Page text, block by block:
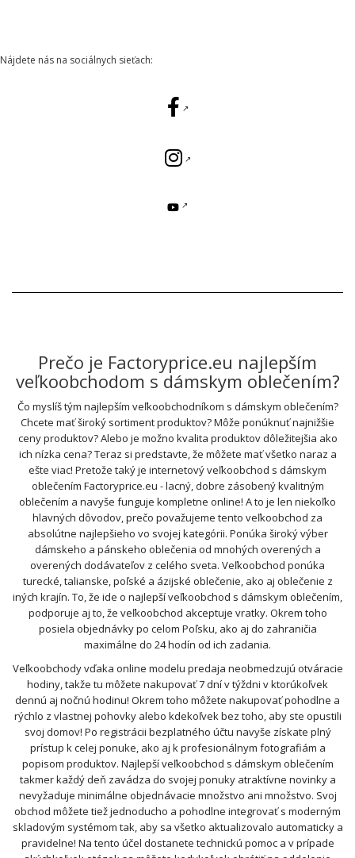
Nájdete nás na sociálnych sieťach:
Prečo je Factoryprice.eu najlepším
veľkoobchodom s dámskym oblečením?
Čo myslíš tým najlepším veľkoobchodníkom s dámskym oblečením?
Chcete mať široký sortiment produktov? Môže ponúknuť najnižšie
ceny produktov? Alebo je možno kvalita produktov dôležitejšia ako
ich nízka cena? Teraz si predstavte, že môžete mať všetko naraz a
ešte viac! Pretože taký je internetový veľkoobchod s dámskym
oblečením Factoryprice.eu - lacný, dobre zásobený kvalitným
oblečením a navyše funguje kompletne online! A to je len niekoľko
hlavných dôvodov, prečo považujeme tento veľkoobchod za
absolútne najlepšieho vo svojej kategórii. Ponúka široký výber
dámskeho a pánskeho oblečenia od mnohých overených a
overených dodávateľov z celého sveta. Veľkoobchod ponúka
turecké, talianske, poľské a ázijské oblečenie, ako aj oblečenie z
iných krajín. To, že ide o najlepší veľkoobchod s dámskym oblečením,
podporuje aj to, že veľkoobchod akceptuje vratky. Okrem toho
posiela objednávky po celom Poľsku, ako aj do zahraničia
maximálne do 24 hodín od ich zadania.
Veľkoobchody vďaka online modelu predaja neobmedzujú otváracie
hodiny, takže tu môžete nakupovať 7 dní v týždni v ktorúkoľvek
dennú aj nočnú hodinu! Okrem toho môžete nakupovať pohodlne a
rýchlo z vlastnej pohovky alebo kdekoľvek bez toho, aby ste opustili
svoj domov! Po registrácii bezplatného účtu navyše získate plný
prístup k celej ponuke, ako aj k profesionálnym fotografiám a
popisom produktov. Najlepší veľkoobchod s dámskym oblečením
takmer každý deň zavádza do svojej ponuky atraktívne novinky a
nevyžaduje minimálne objednávacie množstvo ani množstvo. Svoj
obchod môžete tiež jednoducho a pohodlne integrovať s moderným
skladovým systémom tak, aby sa všetko aktualizovalo automaticky a
pravidelne! Na tento účel dostanete technickú pomoc a v prípade